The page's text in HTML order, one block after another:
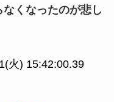
くなったのが悲し
火) 15:42:00.39